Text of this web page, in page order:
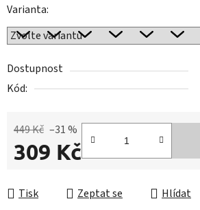
Varianta:
Dostupnost
Kód:
449 Kč –31 %
309 Kč
Tisk Zeptat se Hlídat